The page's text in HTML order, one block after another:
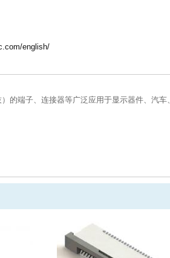
english/
的端子、连接器等广泛应用于显示器件、汽